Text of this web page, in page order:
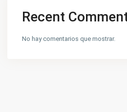
Recent
No hay comentarios que mostrar.